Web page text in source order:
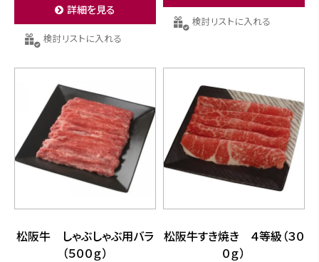
詳細を見る
検討リストに入れる
検討リストに入れる
松阪牛 しゃぶしゃぶ用バラ
（５００ｇ）
松阪牛すき焼き ４等級（３０
０ｇ）